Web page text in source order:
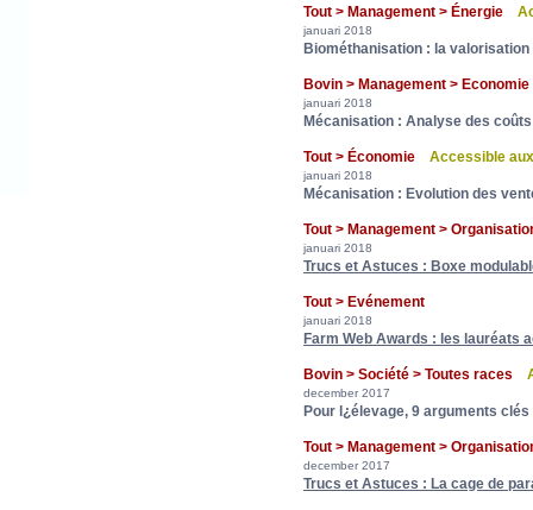
Tout > Management > Énergie
januari 2018
Biométhanisation : la
Bovin > Management >
januari 2018
Mécanisation : Analyse des
Tout > Économie Accessible
januari 2018
Mécanisation : Evolution des
Tout > Management >
januari 2018
Trucs et Astuces : Boxe
Tout > Evénement
januari 2018
Farm Web Awards : les lauréats
Bovin > Société > Toutes races
december 2017
Pour l¿élevage, 9 arguments
Tout > Management >
december 2017
Trucs et Astuces : La cage de